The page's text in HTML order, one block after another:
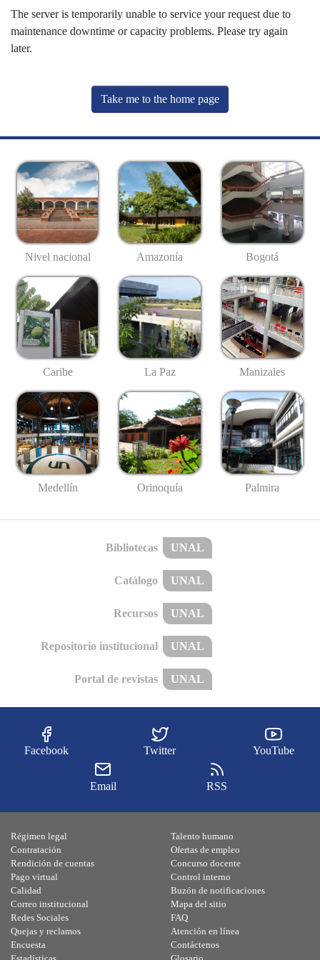
The server is temporarily unable to service your request due to
maintenance downtime or capacity problems. Please try again
later.
Take me to the home page
Nivel nacional Amazonía Bogotá
Caribe La Paz Manizales
Medellín Orinoquía Palmira
Bibliotecas UNAL
Catálogo UNAL
Recursos UNAL
Repositorio institucional UNAL
Portal de revistas UNAL
Facebook Twitter YouTube
Email RSS
Régimen legal
Contratación
Rendición de cuentas
Pago virtual
Calidad
Talento humano
Ofertas de empleo
Concurso docente
Control interno
Buzón de notificaciones
Correo institucional
Redes Sociales
Quejas y reclamos
Encuesta
Mapa del sitio
FAQ
Atención en línea
Contáctenos